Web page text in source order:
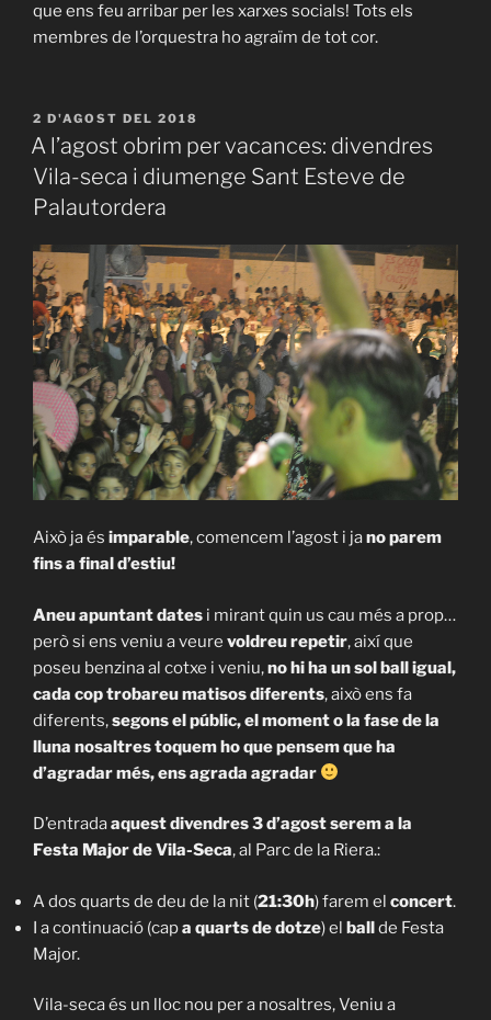
que ens feu arribar per les xarxes socials! Tots els
membres de l’orquestra ho agraïm de tot cor.
PUBLICAT
A
2 D'AGOST DEL 2018
A l’agost obrim per vacances: divendres
Vila-seca i diumenge Sant Esteve de
Palautordera
Això ja és imparable, comencem l’agost i jano parem
fins a final d’estiu!
Aneu apuntant dates i mirant quin us cau més a prop…
però si ens veniu a veure voldreu repetir, així que
poseu benzina al cotxe i veniu,no hi ha un sol ball igual,
cada cop trobareu matisos diferents, això ens fa
diferents,segons el públic, el moment o la fase de la
lluna nosaltres toquem ho que pensem que ha
d’agradar més, ens agrada agradar
D’entradaaquest divendres 3 d’agost serem a la
Festa Major de Vila-Seca, al Parc de la Riera.:
A dos quarts de deu de la nit (21:30h) farem el concert.
I a continuació (capa quarts de dotze) el ballde Festa
Major.
Vila-seca és un lloc nou per a nosaltres, Veniu a